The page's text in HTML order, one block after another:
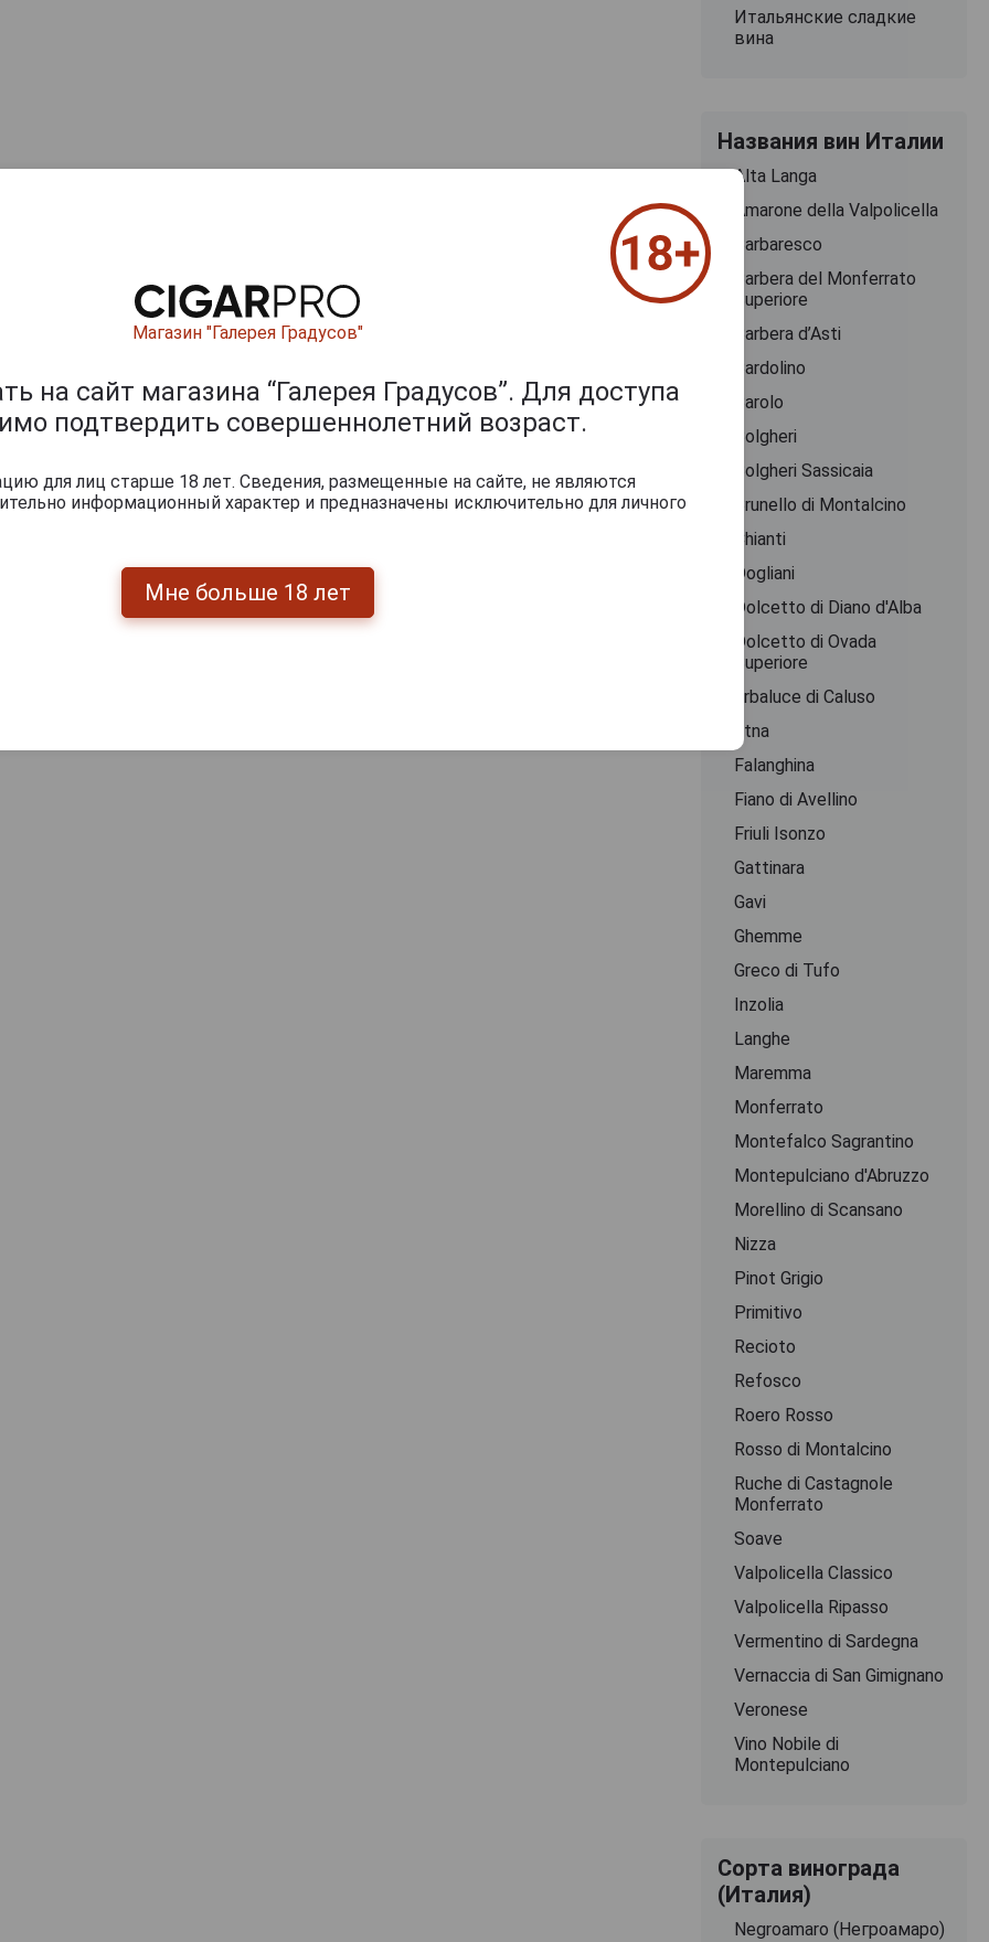
Итальянские сладкие
вина
Названия вин Италии
Alta Langa
Amarone della Valpolicella
Barbaresco
Barbera del Monferrato
Superiore
Barbera d’Asti
Bardolino
Barolo
Bolgheri
Bolgheri Sassicaia
Brunello di Montalcino
Chianti
Dogliani
Dolcetto di Diano d'Alba
Dolcetto di Ovada
Superiore
Erbaluce di Caluso
Etna
Falanghina
Fiano di Avellino
Friuli Isonzo
Gattinara
Gavi
Ghemme
Greco di Tufo
Inzolia
Langhe
Maremma
Monferrato
Montefalco Sagrantino
Montepulciano d'Abruzzo
Morellino di Scansano
Nizza
Pinot Grigio
Primitivo
Recioto
Refosco
Roero Rosso
Rosso di Montalcino
Ruche di Castagnole
Monferrato
Soave
Valpolicella Classico
Valpolicella Ripasso
Vermentinо di Sardegna
Vernaccia di San Gimignano
Veronese
Vino Nobile di
Montepulciano
Сорта винограда
(Италия)
Negroamaro (Негроамаро)
Магазин "Галерея Градусов"
на сайт магазина “Галерея Градусов”. Для доступа
подтвердить совершеннолетний возраст.
для лиц старше 18 лет. Сведения, размещенные на сайте, не являются
информационный характер и предназначены исключительно для личного
Мне больше 18 лет